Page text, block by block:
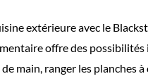
extérieure avec le
offre des possibilités
main, ranger les planches